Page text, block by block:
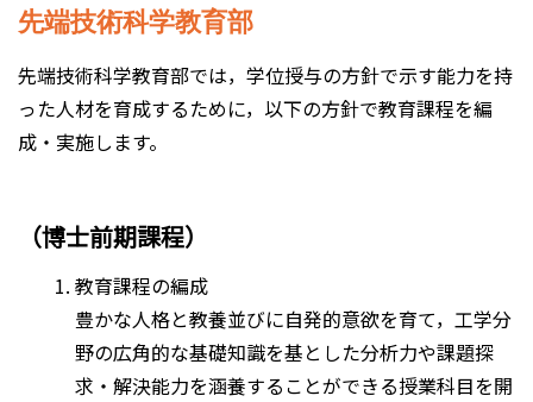
先端技術科学教育部
先端技術科学教育部では，学位授与の方針で示す能力を持
った人材を育成するために，以下の方針で教育課程を編
成・実施します。
（博士前期課程）
教育課程の編成
豊かな人格と教養並びに自発的意欲を育て，工学分
野の広角的な基礎知識を基とした分析力や課題探
求・解決能力を涵養することができる授業科目を開